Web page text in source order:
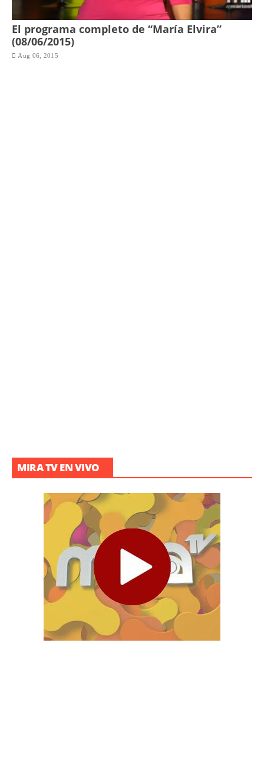
El programa completo de “María Elvira”
(08/06/2015)
Aug 06, 2015
MIRA TV EN VIVO